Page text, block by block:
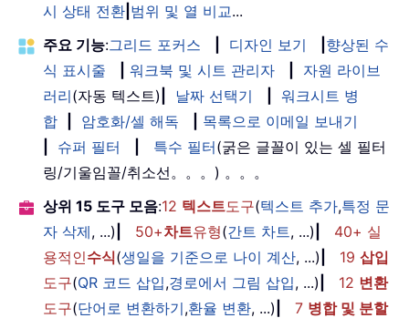
시 상태 전환 범위 및 열 비교...
주요 기능:그리드 포커스 디자인 보기
향상된 수
식 표시줄
워크북 및 시트 관리자
자원 라이브
러리(자동 텍스트) 날짜 선택기
워크시트 병
합
암호화/셀 해독
목록으로 이메일 보내기
슈퍼 필터 특수 필터(굵은 글꼴이 있는 셀 필터
링/기울임꼴/취소선。。。) 。。。
상위 15 도구 모음:12 텍스트도구(텍스트 추가,특정 문
자 삭제, ...) 50+차트유형(간트 차트, ...)
40+ 실
용적인수식(생일을 기준으로 나이 계산, ...) 19 삽입
도구(QR 코드 삽입,경로에서 그림 삽입, ...) 12 변환
도구(단어로 변환하기,환율 변환, ...) 7 병합 및 분할